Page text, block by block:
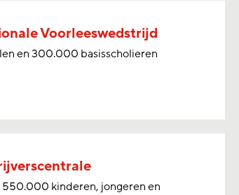
Voorleeswedstrijd
en 300.000 basisscholieren
kinderen, jongeren en